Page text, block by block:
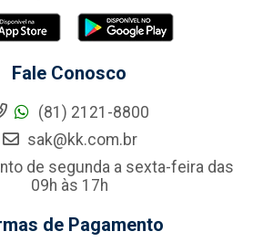
Fale Conosco
(81) 2121-8800
sak@kk.com.br
de segunda a sexta-feira das
09h às 17h
de Pagamento